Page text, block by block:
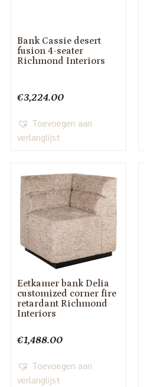
Bank Cassie desert
fusion 4-seater
Richmond Interiors
€3,224.00
Toevoegen aan
verlanglijst
Eetkamer bank Delia
customized corner fire
retardant Richmond
Interiors
€1,488.00
Toevoegen aan
verlanglijst